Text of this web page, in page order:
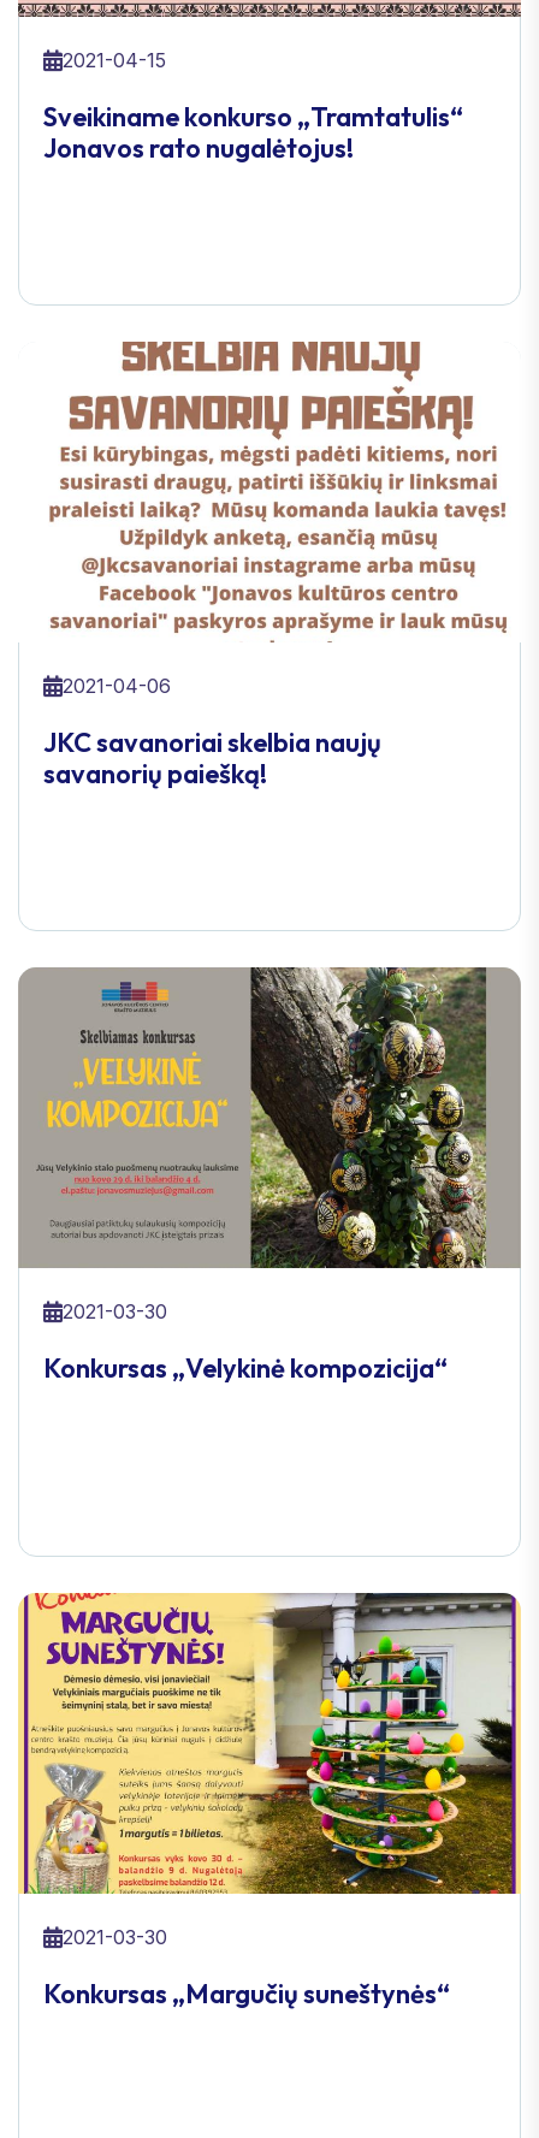
2021-04-15
Sveikiname konkurso „Tramtatulis“
Jonavos rato nugalėtojus!
2021-04-06
JKC savanoriai skelbia naujų
savanorių paiešką!
2021-03-30
Konkursas „Velykinė kompozicija“
2021-03-30
Konkursas „Margučių suneštynės“